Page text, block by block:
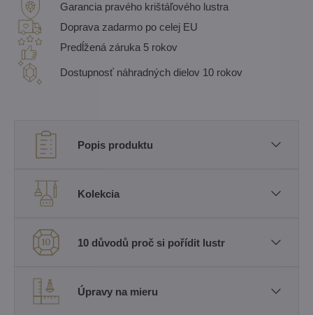
Garancia pravého krištáľového lustra
Doprava zadarmo po celej EU
Predĺžená záruka 5 rokov
Dostupnosť náhradných dielov 10 rokov
Popis produktu
Kolekcia
10 důvodů proč si pořídit lustr
Úpravy na mieru